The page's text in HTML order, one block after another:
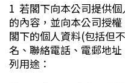
1 若閣下向本公司提供
的內容，並向本公司授
閣下的個人資料(包括但
名、聯絡電話、電郵地
列用途：